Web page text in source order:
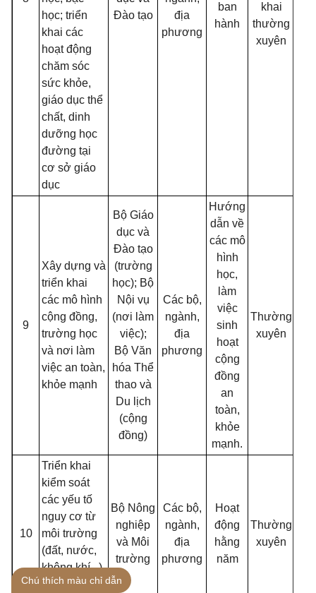
học; triển
khai các
hoạt động
chăm sóc
sức khỏe,
giáo dục thể
chất, dinh
dưỡng học
đường tại
cơ sở giáo
dục
Đào tạo
địa
phương
ban
hành
khai
thường
xuyên
9
Xây dựng và
triển khai
các mô hình
cộng đồng,
trường học
và nơi làm
việc an toàn,
khỏe mạnh
Bộ Giáo
dục và
Đào tạo
(trường
học); Bộ
Nội vụ
(nơi làm
việc);
Bộ Văn
hóa Thể
thao và
Du lịch
(cộng
đồng)
Các bộ,
ngành,
địa
phương
Hướng
dẫn về
các mô
hình
học,
làm
việc
sinh
hoạt
cộng
đồng
an
toàn,
khỏe
mạnh.
Thường
xuyên
10
Triển khai
kiểm soát
các yếu tố
nguy cơ từ
môi trường
(đất, nước,
không khí...)
ảnh hưởng
Bộ Nông
nghiệp
và Môi
trường
Các bộ,
ngành,
địa
phương
Hoạt
động
hằng
năm
Thường
xuyên
Chú thích màu chỉ dẫn